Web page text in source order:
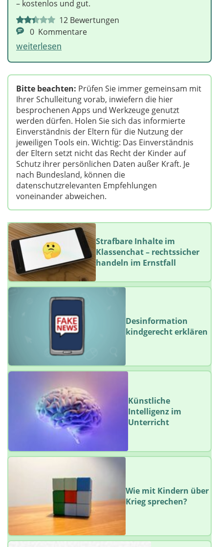
– kostenlos und gut.
12 Bewertungen
0 Kommentare
weiterlesen
Bitte beachten: Prüfen Sie immer gemeinsam mit
Ihrer Schulleitung vorab, inwiefern die hier
besprochenen Apps und Werkzeuge genutzt
werden dürfen. Holen Sie sich das informierte
Einverständnis der Eltern für die Nutzung der
jeweiligen Tools ein. Wichtig: Das Einverständnis
der Eltern setzt nicht das Recht der Kinder auf
Schutz ihrer persönlichen Daten außer Kraft. Je
nach Bundesland, können die
datenschutzrelevanten Empfehlungen
voneinander abweichen.
Strafbare Inhalte im
Klassenchat – rechtssicher
handeln im Ernstfall
Desinformation
kindgerecht erklären
Künstliche
Intelligenz im
Unterricht
Wie mit Kindern über
Krieg sprechen?